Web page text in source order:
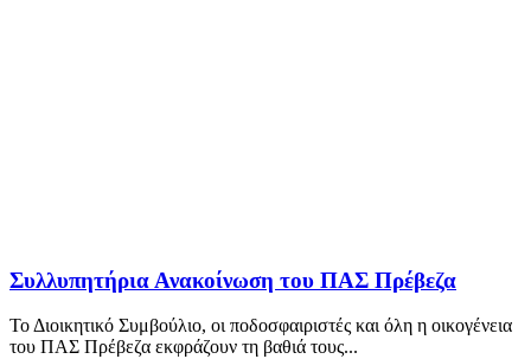
Συλλυπητήρια Ανακοίνωση του ΠΑΣ Πρέβεζα
Το Διοικητικό Συμβούλιο, οι ποδοσφαιριστές και όλη η οικογένεια
του ΠΑΣ Πρέβεζα εκφράζουν τη βαθιά τους...